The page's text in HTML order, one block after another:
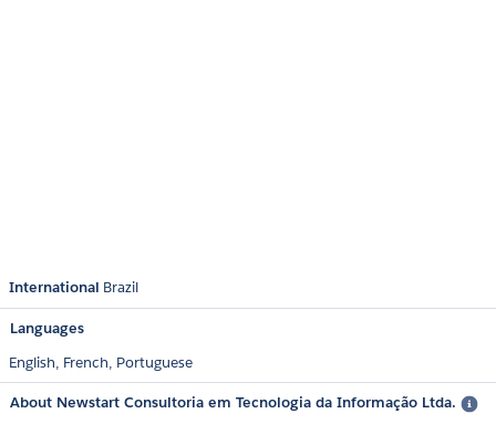
International Brazil
Languages
English, French, Portuguese
About Newstart Consultoria em Tecnologia da Informação Ltda.